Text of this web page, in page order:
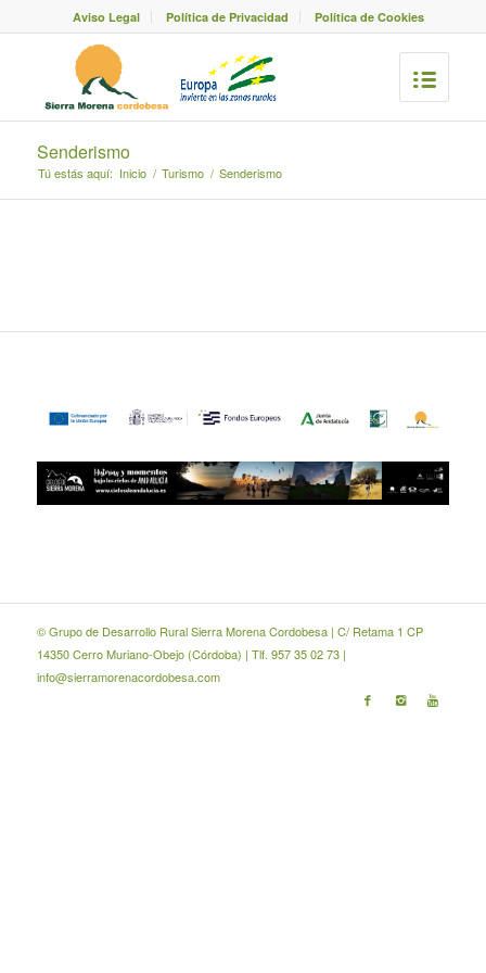
Aviso Legal Política de Privacidad Política de Cookies
Senderismo
Tú estás aquí: Inicio / Turismo / Senderismo
© Grupo de Desarrollo Rural Sierra Morena Cordobesa | C/ Retama 1 CP
14350 Cerro Muriano-Obejo (Córdoba) | Tlf. 957 35 02 73 |
info@sierramorenacordobesa.com